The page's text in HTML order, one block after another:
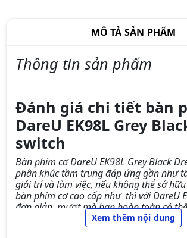
MÔ TẢ SẢN PHẨM
Thông tin sản phẩm
Đánh giá chi tiết bàn
DareU EK98L Grey
switch
Bàn phím cơ DareU EK98L Grey Black
phân khúc tầm trung đáp ứng gần như
giải trí và làm việc, nếu không thể sở
bàn phím cơ cao cấp như thì với DareU
đơn giản, mượt mà bạn hoàn toàn có
lựa chọn này của mình.Xem thêm nội dung
Bàn phím chơi
EK375PRO
-16%
Bàn phím quang cơ
Black Grey Optical